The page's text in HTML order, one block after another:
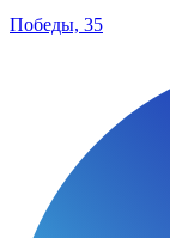
Победы, 35